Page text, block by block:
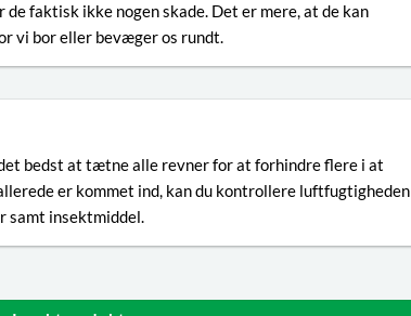
faktisk ikke nogen skade. Det er mere, at de kan
vi bor eller bevæger os rundt.
bedst at tætne alle revner for at forhindre flere i at
er kommet ind, kan du kontrollere luftfugtigheden
samt insektmiddel.